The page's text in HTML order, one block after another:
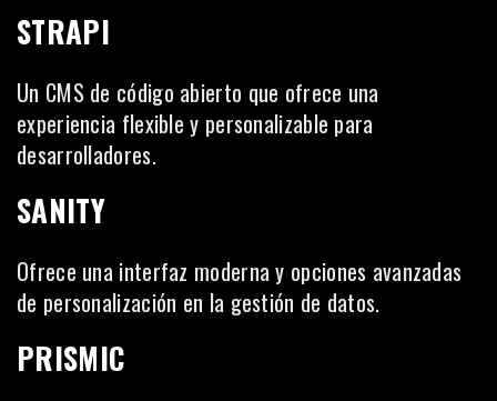
STRAPI
Un CMS de código abierto que ofrece una
experiencia flexible y personalizable para
desarrolladores.
SANITY
Ofrece una interfaz moderna y opciones avanzadas
de personalización en la gestión de datos.
PRISMIC